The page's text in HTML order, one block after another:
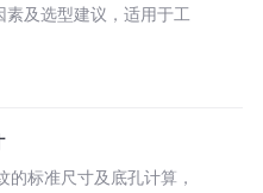
素及选型建议，适用于工
的标准尺寸及底孔计算，